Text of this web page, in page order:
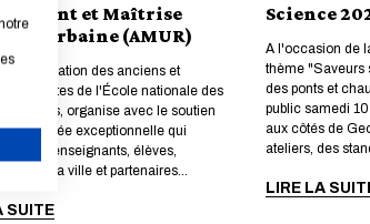
et Maîtrise
Urbaine (AMUR)
l'association des anciens et
urbanistes de l'École nationale des
organise avec le soutien
une soirée exceptionnelle qui
enseignants, élèves,
de la ville et partenaires...
SUITE
Science
A l'occasion de
thème "Saveurs
des ponts et
public samedi
aux côtés de
ateliers, des
LIRE LA